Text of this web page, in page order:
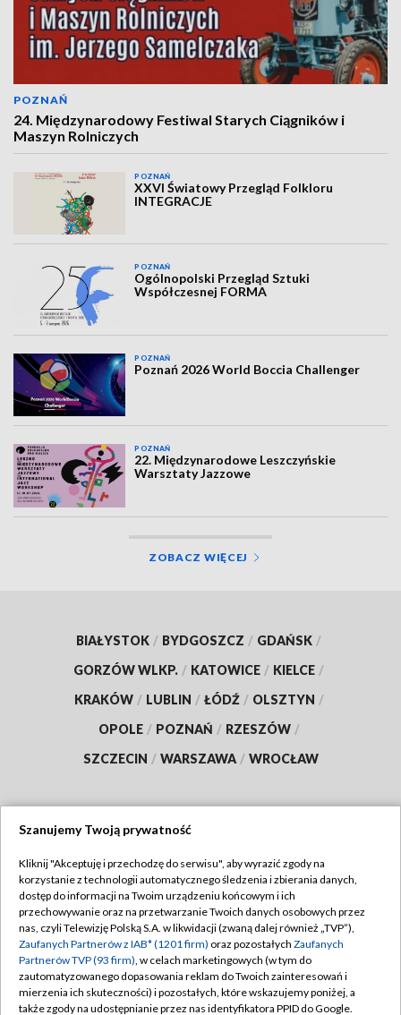
POZNAŃ
24. Międzynarodowy Festiwal Starych Ciągników i
Maszyn Rolniczych
POZNAŃ
XXVI Światowy Przegląd Folkloru
INTEGRACJE
POZNAŃ
Ogólnopolski Przegląd Sztuki
Współczesnej FORMA
POZNAŃ
Poznań 2026 World Boccia Challenger
POZNAŃ
22. Międzynarodowe Leszczyńskie
Warsztaty Jazzowe
ZOBACZ WIĘCEJ
BIAŁYSTOK / BYDGOSZCZ / GDAŃSK /
GORZÓW WLKP. / KATOWICE / KIELCE /
KRAKÓW / LUBLIN / ŁÓDŹ / OLSZTYN /
OPOLE / POZNAŃ / RZESZÓW /
SZCZECIN / WARSZAWA / WROCŁAW
TVP
Abonament TVP
Emisja w TVP
Centrum informacji TVP
Naziemna Telewizja Cyfrowa
Regulamin TVP
Polityka prywatności
Moje zgody
Pomoc
Szanujemy Twoją prywatność
Kliknij "Akceptuję i przechodzę do serwisu", aby wyrazić zgody na
korzystanie z technologii automatycznego śledzenia i zbierania danych,
dostęp do informacji na Twoim urządzeniu końcowym i ich
przechowywanie oraz na przetwarzanie Twoich danych osobowych przez
nas, czyli Telewizję Polską S.A. w likwidacji (zwaną dalej również „TVP”),
Zaufanych Partnerów z IAB* (1201 firm) oraz pozostałych Zaufanych
Partnerów TVP (93 firm), w celach marketingowych (w tym do
zautomatyzowanego dopasowania reklam do Twoich zainteresowań i
mierzenia ich skuteczności) i pozostałych, które wskazujemy poniżej, a
także zgody na udostępnianie przez nas identyfikatora PPID do Google.